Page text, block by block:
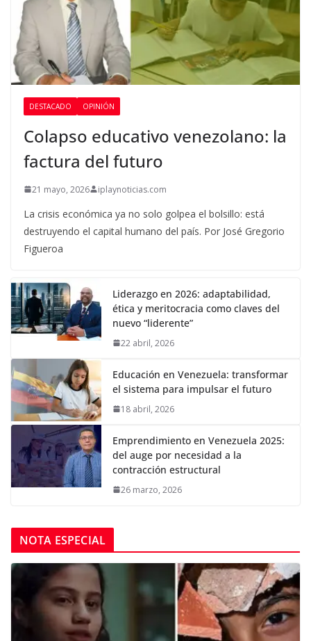
DESTACADO OPINIÓN
Colapso educativo venezolano: la
factura del futuro
21 mayo, 2026 iplaynoticias.com
La crisis económica ya no solo golpea el bolsillo: está
destruyendo el capital humano del país. Por José Gregorio
Figueroa
Liderazgo en 2026: adaptabilidad,
ética y meritocracia como claves del
nuevo “liderente”
22 abril, 2026
Educación en Venezuela: transformar
el sistema para impulsar el futuro
18 abril, 2026
Emprendimiento en Venezuela 2025:
del auge por necesidad a la
contracción estructural
26 marzo, 2026
NOTA ESPECIAL